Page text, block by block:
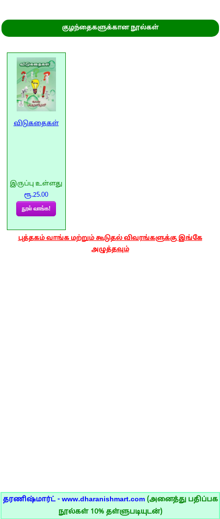
குழந்தைகளுக்கான நூல்கள்
விடுகதைகள்
இருப்பு உள்ளது
ரூ.25.00
நூல் வாங்க!
புத்தகம் வாங்க மற்றும் கூடுதல் விவரங்களுக்கு இங்கே
அழுத்தவும்
தரணிஷ்மார்ட் - www.dharanishmart.com (அனைத்து பதிப்பக
நூல்கள் 10% தள்ளுபடியுடன்)